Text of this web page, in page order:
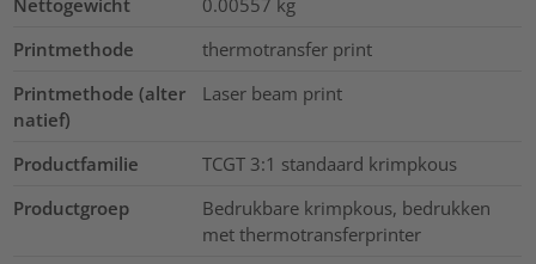
Printmethode
thermotransfer print
Printmethode (alter
natief)
Laser beam print
Productfamilie
TCGT 3:1 standaard krimpkous
Productgroep
Bedrukbare krimpkous, bedrukken
met thermotransferprinter